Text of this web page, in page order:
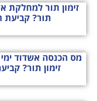
זימון תור למחלקת
תור? קביעת
מס הכנסה אשדוד
זימון תור?